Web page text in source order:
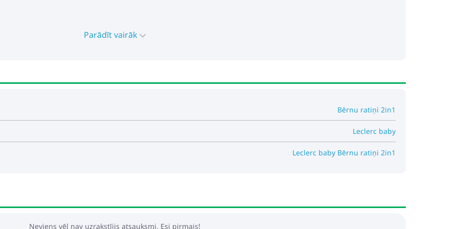
Parādīt vairāk
Bērnu ratiņi 2in1
Leclerc baby
Leclerc baby Bērnu ratiņi 2in1
Neviens vēl nav uzrakstījis atsauksmi. Esi pirmais!